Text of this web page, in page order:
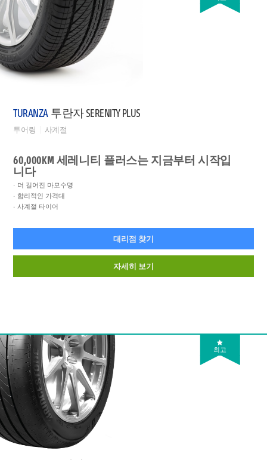
TURANZA 투란자 SERENITY PLUS
투어링 사계절
60,000KM 세레니티 플러스는 지금부터 시작입
니다
더 길어진 마모수명
합리적인 가격대
사계절 타이어
대리점 찾기
자세히 보기
최고